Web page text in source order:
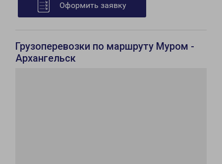
Оформить заявку
Грузоперевозки по маршруту Муром -
Архангельск